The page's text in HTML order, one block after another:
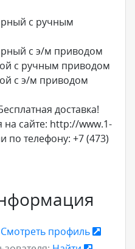
с ручным
с э/м приводом
с ручным приводом
с э/м приводом
доставка!
сайте: http://www.1-
по телефону: +7 (473)
Смотреть профиль